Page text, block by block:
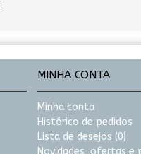
MINHA CONTA
Minha conta
Histórico de pedidos
Lista de desejos (0)
Novidades, ofertas e